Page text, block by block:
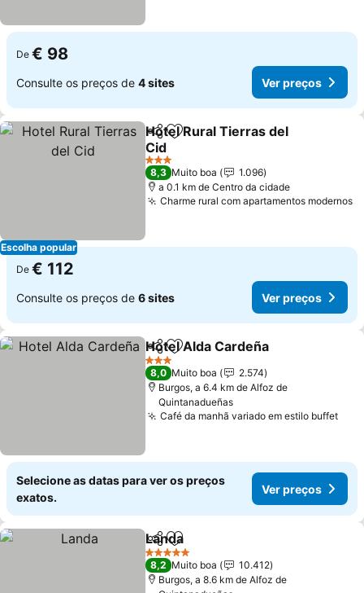
De € 98
Consulte os preços de 4 sites Ver preços
Escolha popular
PartilharAdicionar aos favoritos
Hotel Rural Tierras del
Cid
Ver preços
3 Estrelas
8,3 Muito boa
1.096
a 0.1 km de Centro da cidade
Charme rural com apartamentos modernos
De € 112
Consulte os preços de 6 sites Ver preços
PartilharAdicionar aos favoritos
Hotel Alda Cardeña
3 Estrelas
8,0 Muito boa
2.574
Burgos, a 6.4 km de Alfoz de
Quintanadueñas
Café da manhã variado em estilo buffetVer
Selecione as datas para ver os preços
exatos.
Ver preços
PartilharAdicionar aos favoritos
Landa
5 Estrelas
8,2 Muito boa
10.412
Burgos, a 8.6 km de Alfoz de